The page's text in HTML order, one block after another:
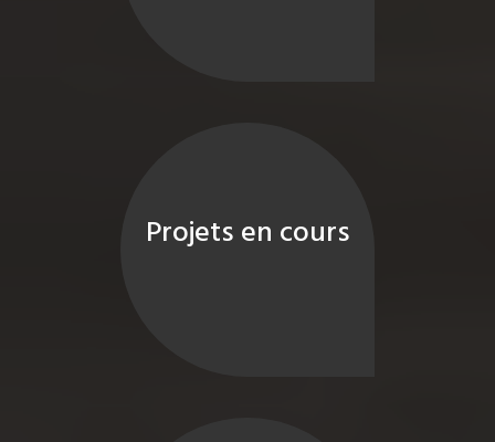
Projets en cours